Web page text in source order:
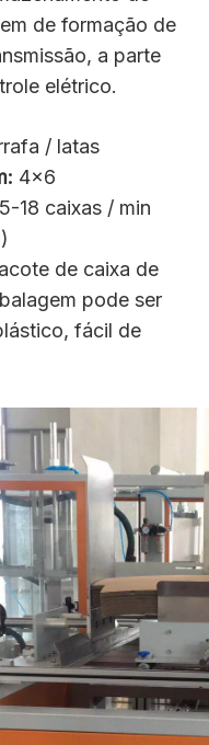
de formação de
a parte
elétrico.
/ latas
4x6
18 caixas / min
de caixa de
pode ser
fácil de